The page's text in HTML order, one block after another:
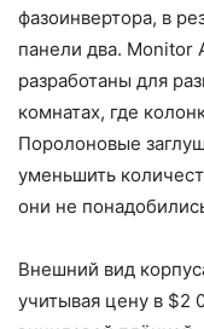
фазоинвертора, в
панели два. Monitor
разработаны для
комнатах, где
Поролоновые
уменьшить
они не
Внешний вид
учитывая цену в $2